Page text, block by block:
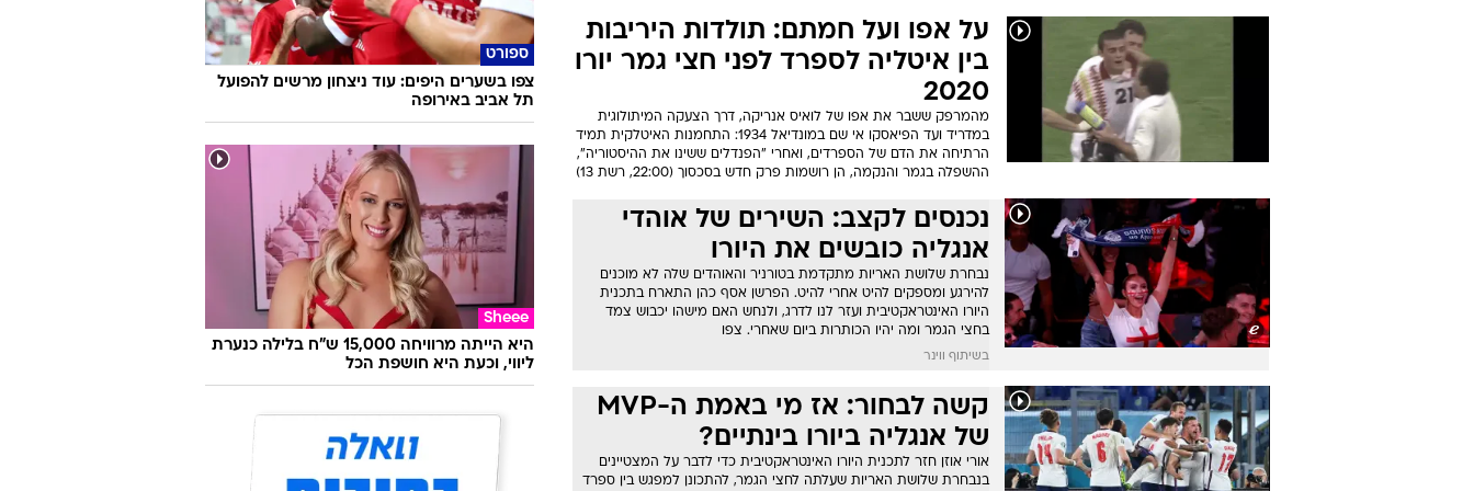
על אפו ועל חמתם: תולדות היריבות
בין איטליה לספרד לפני חצי גמר יורו
2020
מהמרפק ששבר את אפו של לואיס אנריקה, דרך הצעקה המיתולוגית
במדריד ועד הפיאסקו אי שם במונדיאל 1934: התחמנות האיטלקית תמיד
הרתיחה את הדם של הספרדים, ואחרי "הפנדלים ששינו את ההיסטוריה",
ההשפלה בגמר והנקמה, הן רושמות פרק חדש בסכסוך (22:00, רשת 13)
נכנסים לקצב: השירים של אוהדי
אנגליה כובשים את היורו
נבחרת שלושת האריות מתקדמת בטורניר והאוהדים שלה לא מוכנים
להירגע ומספקים להיט אחרי להיט. הפרשן אסף כהן התארח בתכנית
היורו האינטראקטיבית ועזר לנו לדרג, ולנחש האם מישהו יכבוש צמד
בחצי הגמר ומה יהיו הכותרות ביום שאחרי. צפו
בשיתוף ווינר
קשה לבחור: אז מי באמת ה-MVP
של אנגליה ביורו בינתיים?
אורי אוזן חזר לתכנית היורו האינטראקטיבית כדי לדבר על המצטיינים
בנבחרת שלושת האריות שעלתה לחצי הגמר, להתכונן למפגש בין ספרד
ספורט
צפו בשערים היפים: עוד ניצחון מרשים להפועל
תל אביב באירופה
Sheee
היא הייתה מרוויחה 15,000 ש"ח בלילה כנערת
ליווי, וכעת היא חושפת הכל